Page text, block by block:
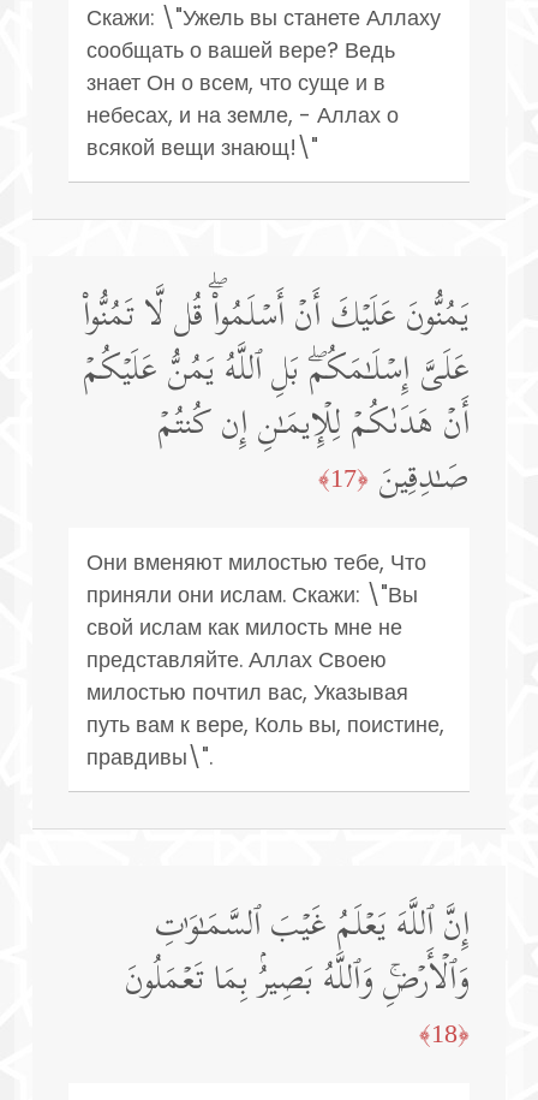
Скажи: \"Ужель вы станете Аллаху
сообщать о вашей вере? Ведь
знает Он о всем, что суще и в
небесах, и на земле, - Аллах о
всякой вещи знающ!\"
یَمُنُّونَ عَلَیۡكَ أَنۡ أَسۡلَمُوا۟ۖ قُل لَّا تَمُنُّوا۟
عَلَیَّ إِسۡلَـٰمَكُمۖ بَلِ ٱللَّهُ یَمُنُّ عَلَیۡكُمۡ
أَنۡ هَدَىٰكُمۡ لِلۡإِیمَـٰنِ إِن كُنتُمۡ
صَـٰدِقِینَ ﴿17﴾
Они вменяют милостью тебе, Что
приняли они ислам. Скажи: \"Вы
свой ислам как милость мне не
представляйте. Аллах Своею
милостью почтил вас, Указывая
путь вам к вере, Коль вы, поистине,
правдивы\".
إِنَّ ٱللَّهَ یَعۡلَمُ غَیۡبَ ٱلسَّمَـٰوَ ٰ⁠تِ
وَٱلۡأَرۡضِۚ وَٱللَّهُ بَصِیرُۢ بِمَا تَعۡمَلُونَ
﴿18﴾